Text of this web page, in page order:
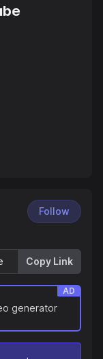
Follow
Copy Link
generator
AD